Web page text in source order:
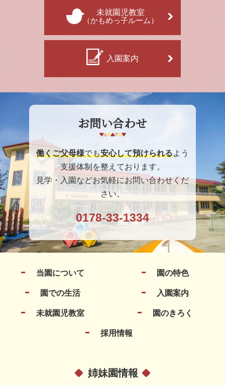
未就園児教室
（かもめっ子ルーム）
入園案内
お問い合わせ
働くご父母様でも安心して預けられるよう
支援体制を整えております。
見学・入園などお気軽にお問い合わせくだ
さい。
0178-33-1334
当園について 園の特色
園での生活 入園案内
未就園児教室 園のきろく
採用情報
姉妹園情報